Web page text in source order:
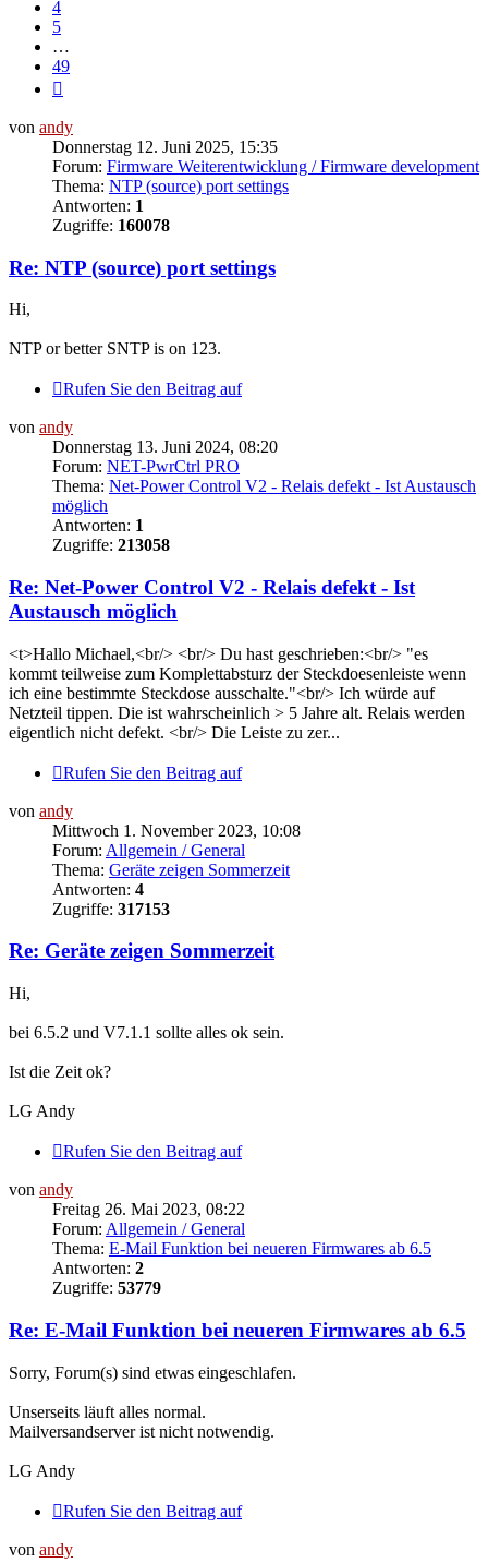
4
5
…
49
von andy
Donnerstag 12. Juni 2025, 15:35
Forum: Firmware Weiterentwicklung / Firmware development
Thema: NTP (source) port settings
Antworten: 1
Zugriffe: 160078
Re: NTP (source) port settings
Hi,
NTP or better SNTP is on 123.
Rufen Sie den Beitrag auf
von andy
Donnerstag 13. Juni 2024, 08:20
Forum: NET-PwrCtrl PRO
Thema: Net-Power Control V2 - Relais defekt - Ist Austausch
möglich
Antworten: 1
Zugriffe: 213058
Re: Net-Power Control V2 - Relais defekt - Ist
Austausch möglich
<t>Hallo Michael,<br/> <br/> Du hast geschrieben:<br/> "es
kommt teilweise zum Komplettabsturz der Steckdoesenleiste wenn
ich eine bestimmte Steckdose ausschalte."<br/> Ich würde auf
Netzteil tippen. Die ist wahrscheinlich > 5 Jahre alt. Relais werden
eigentlich nicht defekt. <br/> Die Leiste zu zer...
Rufen Sie den Beitrag auf
von andy
Mittwoch 1. November 2023, 10:08
Forum: Allgemein / General
Thema: Geräte zeigen Sommerzeit
Antworten: 4
Zugriffe: 317153
Re: Geräte zeigen Sommerzeit
Hi,
bei 6.5.2 und V7.1.1 sollte alles ok sein.
Ist die Zeit ok?
LG Andy
Rufen Sie den Beitrag auf
von andy
Freitag 26. Mai 2023, 08:22
Forum: Allgemein / General
Thema: E-Mail Funktion bei neueren Firmwares ab 6.5
Antworten: 2
Zugriffe: 53779
Re: E-Mail Funktion bei neueren Firmwares ab 6.5
Sorry, Forum(s) sind etwas eingeschlafen.
Unserseits läuft alles normal.
Mailversandserver ist nicht notwendig.
LG Andy
Rufen Sie den Beitrag auf
von andy